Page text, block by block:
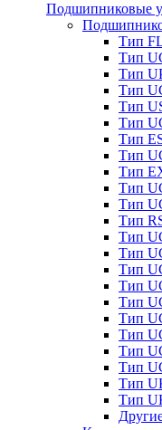
Подшипниковые
Тип
Тип
Тип
Тип
Тип
Тип
Тип
Тип
Тип
Тип
Тип
Тип
Тип
Тип
Тип
Тип
Тип
Тип
Тип
Тип
Тип
Тип
Тип